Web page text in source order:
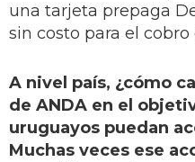
una tarjeta prepaga
sin costo para el cobro
A nivel país, ¿cómo
de ANDA en el
uruguayos puedan
Muchas veces ese